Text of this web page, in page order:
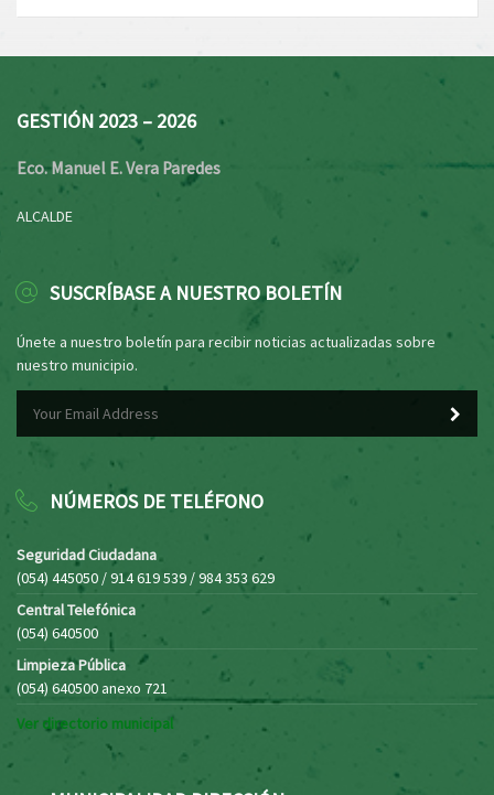
GESTIÓN 2023 – 2026
Eco. Manuel E. Vera Paredes
ALCALDE
SUSCRÍBASE A NUESTRO BOLETÍN
Únete a nuestro boletín para recibir noticias actualizadas sobre
nuestro municipio.
NÚMEROS DE TELÉFONO
Seguridad Ciudadana
(054) 445050 / 914 619 539 / 984 353 629
Central Telefónica
(054) 640500
Limpieza Pública
(054) 640500 anexo 721
Ver directorio municipal